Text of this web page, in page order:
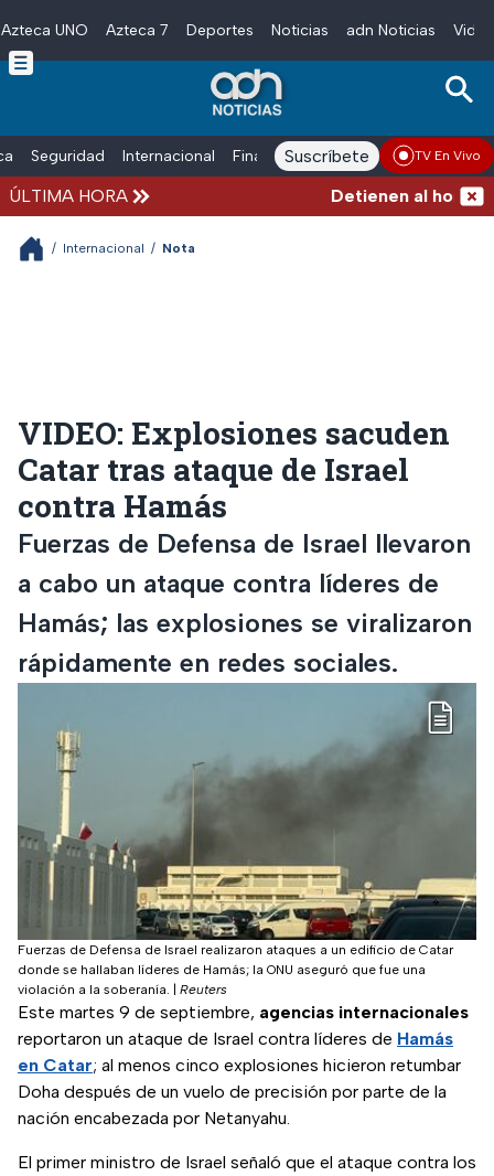
Skip to main content
Azteca UNO Azteca 7 Deportes Noticias adn Noticias
Seguridad Internacional Finanzas adn Noticias Radio
Suscríbete TV En Vivo
ÚLTIMA HORA Detienen al hombre
/ Internacional / Nota
VIDEO: Explosiones sacuden
Catar tras ataque de Israel
contra Hamás
Fuerzas de Defensa de Israel llevaron
a cabo un ataque contra líderes de
Hamás; las explosiones se viralizaron
rápidamente en redes sociales.
Fuerzas de Defensa de Israel realizaron ataques a un edificio de Catar
donde se hallaban líderes de Hamás; la ONU aseguró que fue una
violación a la soberanía.
Reuters
Este martes 9 de septiembre, agencias internacionales
reportaron un ataque de Israel contra líderes de Hamás
en Catar; al menos cinco explosiones hicieron retumbar
Doha después de un vuelo de precisión por parte de la
nación encabezada por Netanyahu.
El primer ministro de Israel señaló que el ataque contra los